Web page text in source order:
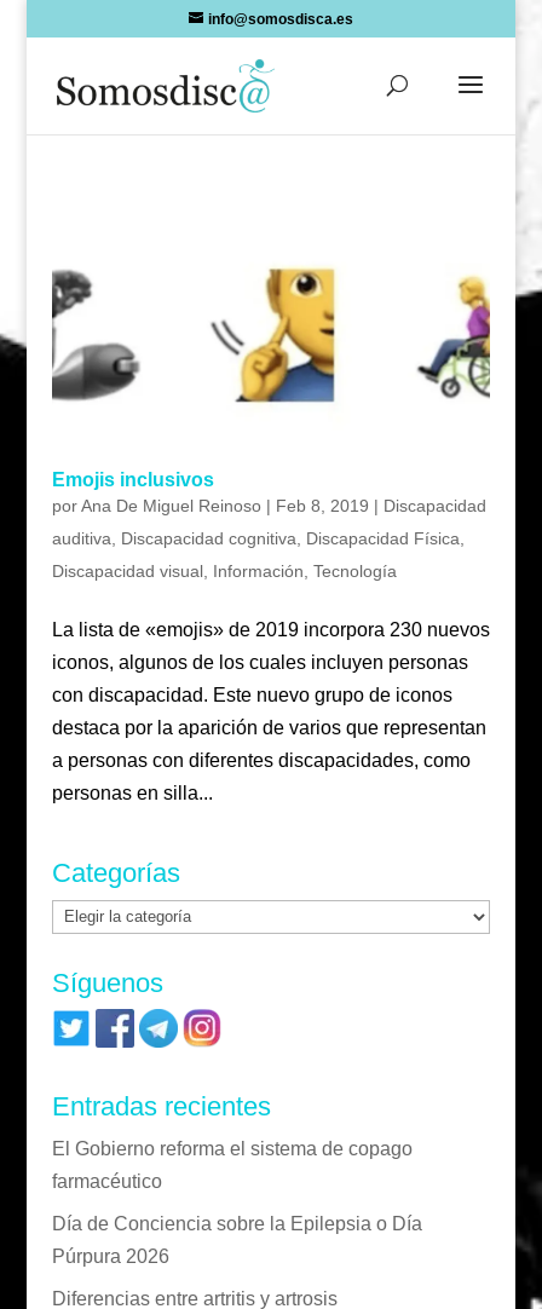
info@somosdisca.es
Emojis inclusivos
porAna De Miguel Reinoso| Feb 8, 2019 | Discapacidad
auditiva, Discapacidad cognitiva, Discapacidad Física,
Discapacidad visual, Información, Tecnología
La lista de «emojis» de 2019 incorpora 230 nuevos
iconos, algunos de los cuales incluyen personas
con discapacidad. Este nuevo grupo de iconos
destaca por la aparición de varios que representan
a personas con diferentes discapacidades, como
personas en silla...
Categorías
Categorías
Síguenos
Entradas recientes
El Gobierno reforma el sistema de copago
farmacéutico
Día de Conciencia sobre la Epilepsia o Día
Púrpura 2026
Diferencias entre artritis y artrosis